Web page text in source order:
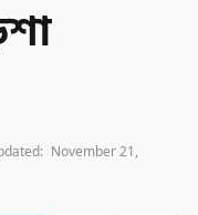
November 21,